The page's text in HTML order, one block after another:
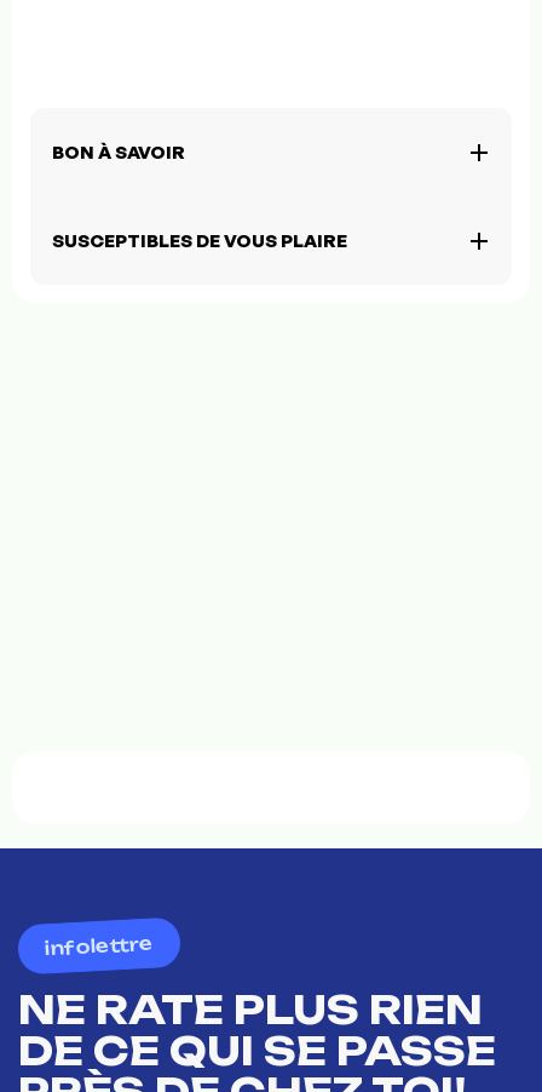
BON À SAVOIR
SUSCEPTIBLES DE VOUS PLAIRE
infolettre
NE RATE PLUS RIEN
DE CE QUI SE PASSE